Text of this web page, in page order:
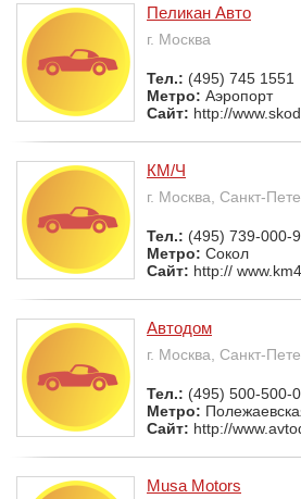
Пеликан Авто
г. Москва
Тел.: (495) 745 1551
Метро: Аэропорт
Сайт: http://
КМ/Ч
г. Москва, Санкт-
Тел.: (495) 739-000-9
Метро: Сокол
Сайт: http://
Автодом
г. Москва, Санкт-
Тел.: (495) 500-500-0
Метро:
Сайт: http://
Musa Motors